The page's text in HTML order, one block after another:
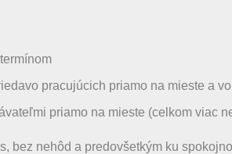
pracujúcich priamo na mieste a
priamo na mieste (celkom viac
bez nehôd a predovšetkým ku